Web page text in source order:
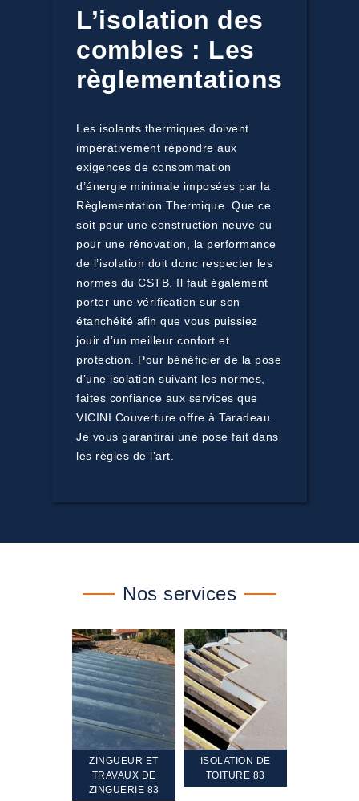
L’isolation des
combles : Les
règlementations
Les isolants thermiques doivent
impérativement répondre aux
exigences de consommation
d’énergie minimale imposées par la
Règlementation Thermique. Que ce
soit pour une construction neuve ou
pour une rénovation, la performance
de l’isolation doit donc respecter les
normes du CSTB. Il faut également
porter une vérification sur son
étanchéité afin que vous puissiez
jouir d’un meilleur confort et
protection. Pour bénéficier de la pose
d’une isolation suivant les normes,
faites confiance aux services que
VICINI Couverture offre à Taradeau.
Je vous garantirai une pose fait dans
les règles de l’art.
Nos services
ZINGUEUR ET
TRAVAUX DE
ZINGUERIE 83
ISOLATION DE
TOITURE 83